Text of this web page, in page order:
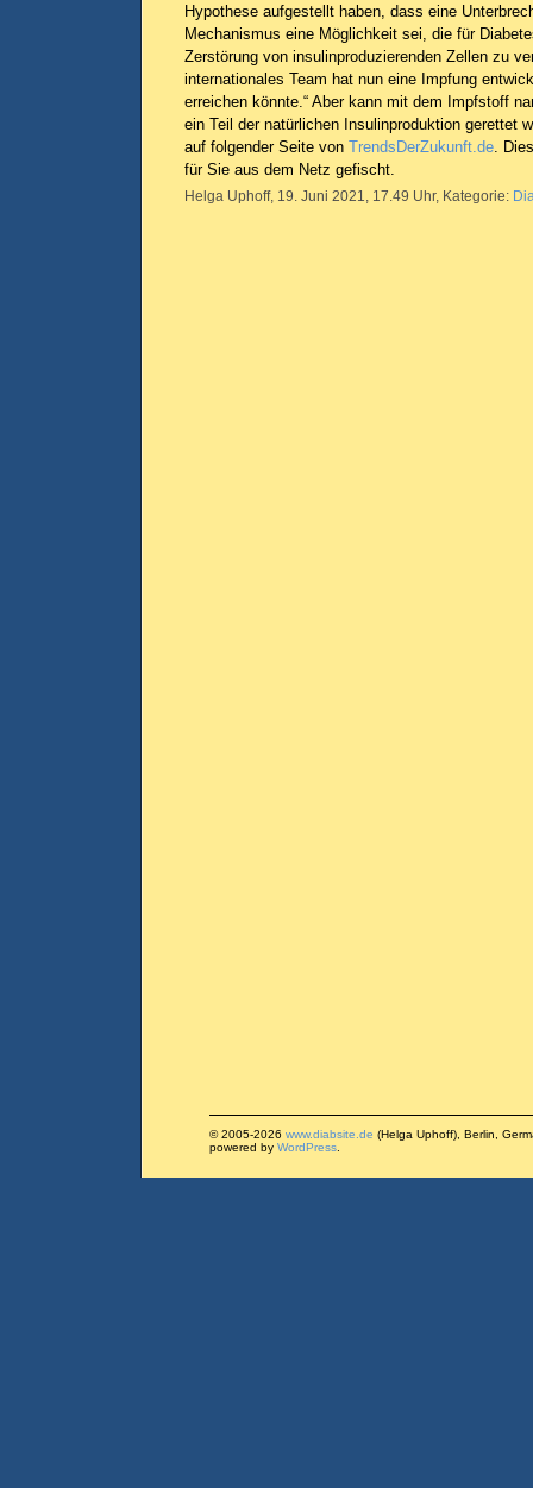
Hypothese aufgestellt haben, dass eine
Mechanismus eine Möglichkeit sei, die für
Zerstörung von insulinproduzierenden Zellen zu
internationales Team hat nun eine Impfung
erreichen könnte.“ Aber kann mit dem Impfstoff
ein Teil der natürlichen Insulinproduktion gerettet
auf folgender Seite von TrendsDerZukunft.de .
für Sie aus dem Netz gefischt.
Helga Uphoff, 19. Juni 2021, 17.49 Uhr, Kategorie:
© 2005-2026 www.diabsite.de (Helga Uphoff), Berlin,
powered by WordPress.